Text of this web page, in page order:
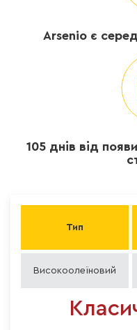
Arsenio є
105 днів від
Тип
Високоолеїновий